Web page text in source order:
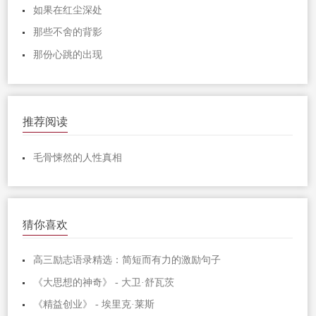
如果在红尘深处
那些不舍的背影
那份心跳的出现
推荐阅读
毛骨悚然的人性真相
猜你喜欢
高三励志语录精选：简短而有力的激励句子
《大思想的神奇》 - 大卫·舒瓦茨
《精益创业》 - 埃里克·莱斯